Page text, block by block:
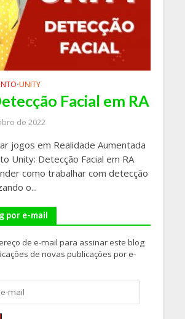
•UNITY
Facial em RA
de 2022
jogos em Realidade Aumentada
Unity: Detecção Facial em RA
como trabalhar com detecção
o...
por e-mail
de e-mail para assinar este blog
de novas publicações por e-